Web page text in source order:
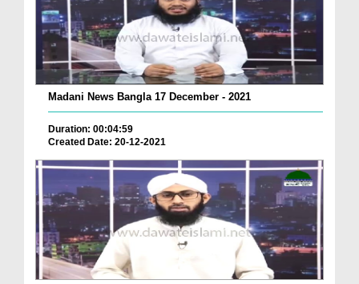
Madani News Bangla 17 December - 2021
Duration: 00:04:59
Created Date: 20-12-2021